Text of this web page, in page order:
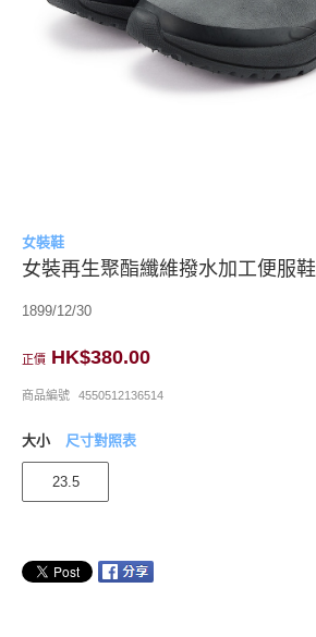
女裝鞋
女裝再生聚酯纖維撥水加工便服鞋
1899/12/30
正價 HK$380.00
商品編號 4550512136514
大小 尺寸對照表
23.5